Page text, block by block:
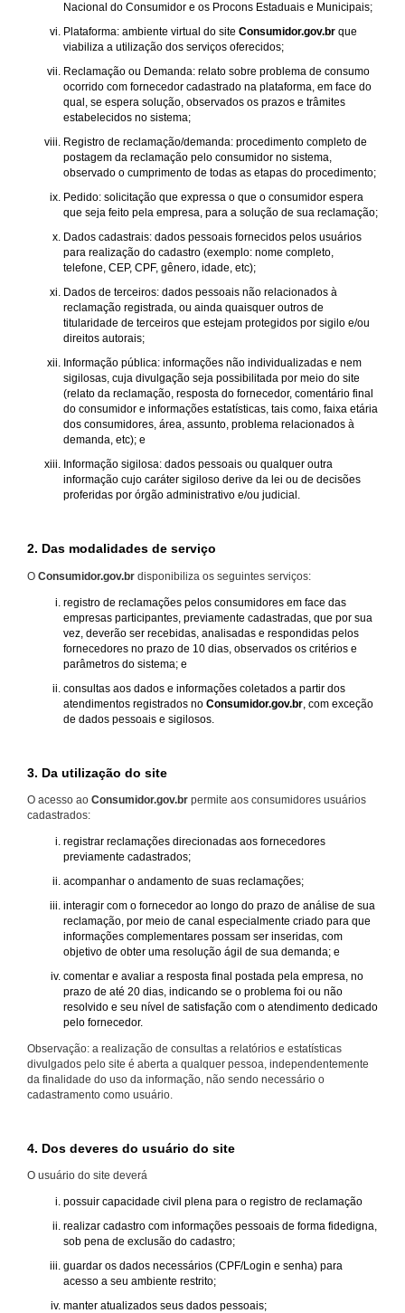
Nacional do Consumidor e os Procons Estaduais e Municipais;
Plataforma: ambiente virtual do site Consumidor.gov.br que
viabiliza a utilização dos serviços oferecidos;
Reclamação ou Demanda: relato sobre problema de consumo
ocorrido com fornecedor cadastrado na plataforma, em face do
qual, se espera solução, observados os prazos e trâmites
estabelecidos no sistema;
Registro de reclamação/demanda: procedimento completo de
postagem da reclamação pelo consumidor no sistema,
observado o cumprimento de todas as etapas do procedimento;
Pedido: solicitação que expressa o que o consumidor espera
que seja feito pela empresa, para a solução de sua reclamação;
Dados cadastrais: dados pessoais fornecidos pelos usuários
para realização do cadastro (exemplo: nome completo,
telefone, CEP, CPF, gênero, idade, etc);
Dados de terceiros: dados pessoais não relacionados à
reclamação registrada, ou ainda quaisquer outros de
titularidade de terceiros que estejam protegidos por sigilo e/ou
direitos autorais;
Informação pública: informações não individualizadas e nem
sigilosas, cuja divulgação seja possibilitada por meio do site
(relato da reclamação, resposta do fornecedor, comentário final
do consumidor e informações estatísticas, tais como, faixa etária
dos consumidores, área, assunto, problema relacionados à
demanda, etc); e
Informação sigilosa: dados pessoais ou qualquer outra
informação cujo caráter sigiloso derive da lei ou de decisões
proferidas por órgão administrativo e/ou judicial.
2. Das modalidades de serviço
O Consumidor.gov.br disponibiliza os seguintes serviços:
registro de reclamações pelos consumidores em face das
empresas participantes, previamente cadastradas, que por sua
vez, deverão ser recebidas, analisadas e respondidas pelos
fornecedores no prazo de 10 dias, observados os critérios e
parâmetros do sistema; e
consultas aos dados e informações coletados a partir dos
atendimentos registrados no Consumidor.gov.br , com exceção
de dados pessoais e sigilosos.
3. Da utilização do site
O acesso ao Consumidor.gov.br permite aos consumidores usuários
cadastrados:
registrar reclamações direcionadas aos fornecedores
previamente cadastrados;
acompanhar o andamento de suas reclamações;
interagir com o fornecedor ao longo do prazo de análise de sua
reclamação, por meio de canal especialmente criado para que
informações complementares possam ser inseridas, com
objetivo de obter uma resolução ágil de sua demanda; e
comentar e avaliar a resposta final postada pela empresa, no
prazo de até 20 dias, indicando se o problema foi ou não
resolvido e seu nível de satisfação com o atendimento dedicado
pelo fornecedor.
Observação: a realização de consultas a relatórios e estatísticas
divulgados pelo site é aberta a qualquer pessoa, independentemente
da finalidade do uso da informação, não sendo necessário o
cadastramento como usuário.
4. Dos deveres do usuário do site
O usuário do site deverá
possuir capacidade civil plena para o registro de reclamação
realizar cadastro com informações pessoais de forma fidedigna,
sob pena de exclusão do cadastro;
guardar os dados necessários (CPF/Login e senha) para
acesso a seu ambiente restrito;
manter atualizados seus dados pessoais;